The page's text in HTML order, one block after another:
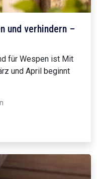
und verhindern –
für Wespen ist Mit
und April beginnt